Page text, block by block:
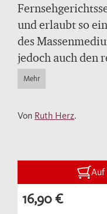
entscheidend
und erlaubt so
des
jedoch auch den
Anhand der von
sie ihr Bemühen
dar. Ausführlich
jüdischen
und einer
Mehr
Von Ruth Herz.
Auf
16,90 €